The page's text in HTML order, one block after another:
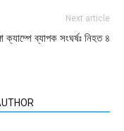
Next article
ক্যাম্পে ব্যাপক সংঘর্ষঃ নিহত ৪